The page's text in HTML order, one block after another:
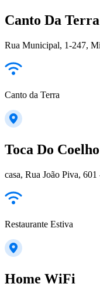
Canto Da Terra
Rua Municipal, 1-247,
Canto da Terra
Toca Do Coelho
casa, Rua João Piva,
Restaurante Estiva
Home WiFi